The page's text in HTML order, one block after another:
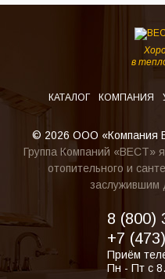
в
КАТАЛОГ КОМПАНИЯ
© 2026 ООО «Компания
Группа Компаний «ВЕСТ»
отопительного и
заслужившим
8 (800)
+7
Приём
Пн - Пт с